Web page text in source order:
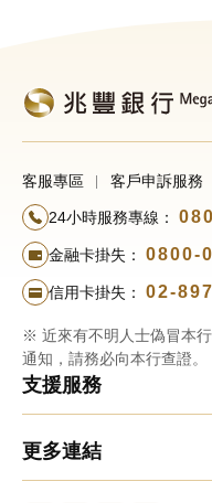
客服專區 客戶申訴服務
24小時服務專線：
金融卡掛失： 0800-
信用卡掛失： 02-
※ 近來有不明人士偽冒本
通知，請務必向本行查證。
支援服務
更多連結